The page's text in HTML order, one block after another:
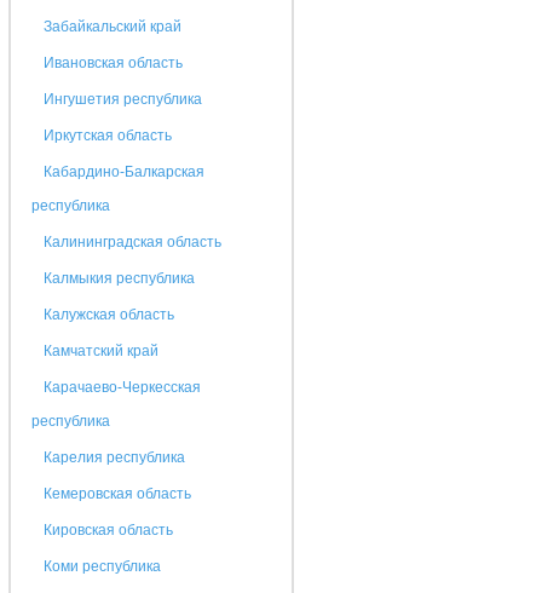
Забайкальский край
Ивановская область
Ингушетия республика
Иркутская область
Кабардино-Балкарская
республика
Калининградская область
Калмыкия республика
Калужская область
Камчатский край
Карачаево-Черкесская
республика
Карелия республика
Кемеровская область
Кировская область
Коми республика